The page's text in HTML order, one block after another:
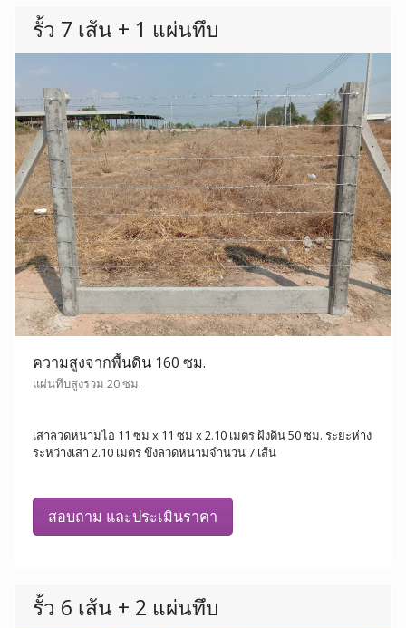
รั้ว 7 เส้น + 1 แผ่นทึบ
ความสูงจากพื้นดิน 160 ซม.
แผ่นทึบสูงรวม 20 ซม.
เสาลวดหนามไอ 11 ซม x 11 ซม x 2.10 เมตร ฝังดิน 50 ซม. ระยะห่าง
ระหว่างเสา 2.10 เมตร ขึงลวดหนามจำนวน 7 เส้น
สอบถาม และประเมินราคา
รั้ว 6 เส้น + 2 แผ่นทึบ